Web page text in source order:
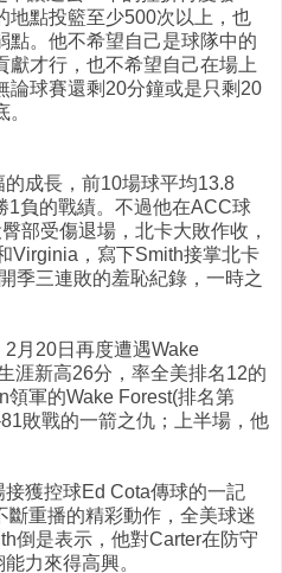
地點投籃至少500次以上，也
點。他不希望自己是球隊中的
獻才行，也不希望自己在場上
論球賽還剩20分鐘或是只剩20
成長，前10場球平均13.8
1負的戰績。不過他在ACC球
部受傷退場，北卡大敗作收，
Virginia，寫下Smith接掌北卡
季三連敗的羞恥紀錄，一時之
月20日再度遭遇Wake
涯新高26分，率全美排名12的
軍的Wake Forest(排名第
敗戰的一箭之仇；上半場，他
獲控球Ed Cota傳球的一記
重播的精彩動作，全美球迷
倒是表示，他對Carter在防守
力來得高興。